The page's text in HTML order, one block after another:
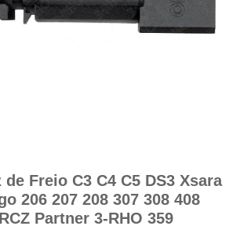
Freio C3 C4 C5 DS3 Xsara
206 207 208 307 308 408
Partner 3-RHO 359